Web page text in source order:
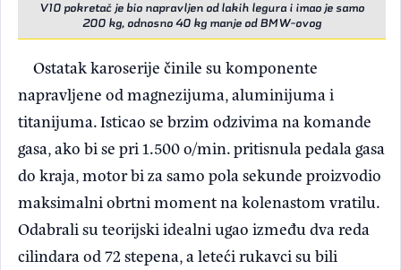
V10 pokretač je bio napravljen od lakih legura i imao je samo
200 kg, odnosno 40 kg manje od BMW-ovog
Ostatak karoserije činile su komponente
napravljene od magnezijuma, aluminijuma i
titanijuma. Isticao se brzim odzivima na komande
gasa, ako bi se pri 1.500 o/min. pritisnula pedala gasa
do kraja, motor bi za samo pola sekunde proizvodio
maksimalni obrtni moment na kolenastom vratilu.
Odabrali su teorijski idealni ugao između dva reda
cilindara od 72 stepena, a leteći rukavci su bili